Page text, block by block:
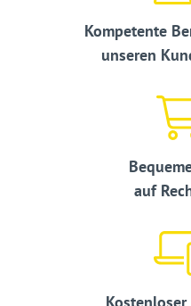
Kompetente
unseren
auf